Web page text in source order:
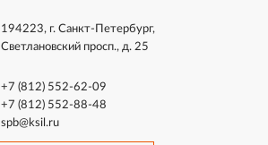
194223, г. Санкт-Петербург,
Светлановский просп., д. 25
+7 (812) 552-62-09
+7 (812) 552-88-48
spb@ksil.ru